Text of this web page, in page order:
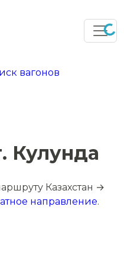
вагонов
Кулунда
Казахстан →
направление.